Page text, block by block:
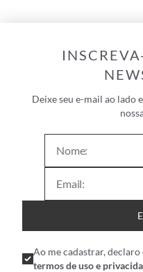
Deixe seu e-mail ao lado
Ao me cadastrar,
termos de uso e